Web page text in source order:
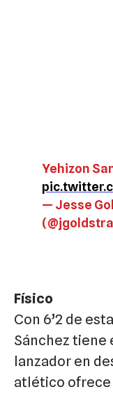
Yehizon
— Jesse
Físico
Con 6’2 de
Sánchez tiene
lanzador en
atlético ofrece